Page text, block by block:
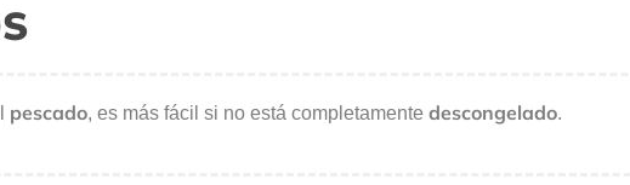
pescado, es más fácil si no está completamente descongelado.